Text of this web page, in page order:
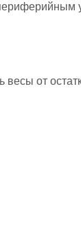
весы от